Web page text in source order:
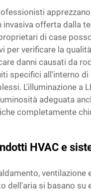
invasiva offerta dalla
di case
per verificare la
danni causati da
specifici all'interno
L'illuminazione a
adeguata
completamente
HVAC e
ventilazione
dell'aria si basano su